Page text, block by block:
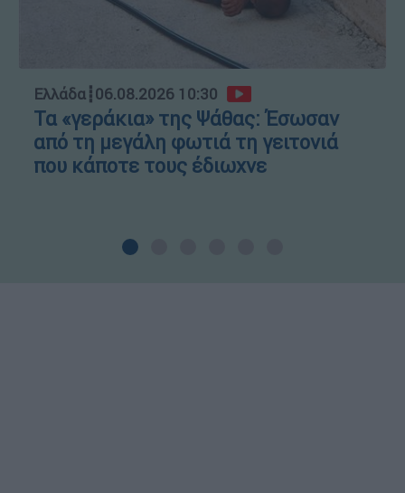
Ελλάδα┋06.08.2026 10:30
Τα «γεράκια» της Ψάθας: Έσωσαν
από τη μεγάλη φωτιά τη γειτονιά
που κάποτε τους έδιωχνε